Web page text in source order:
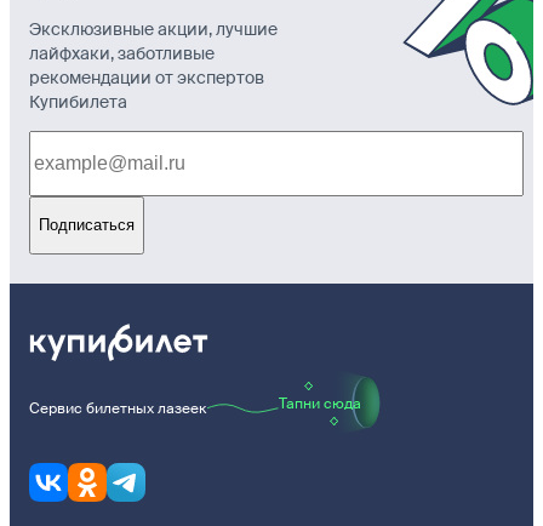
Эксклюзивные акции, лучшие
лайфхаки, заботливые
рекомендации от экспертов
Купибилета
Подписаться
Сервис билетных лазеек Тапни сюда